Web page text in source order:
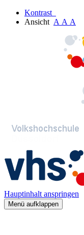
Kontrast
Ansicht A A A
Hauptinhalt anspringen
Menü aufklappen